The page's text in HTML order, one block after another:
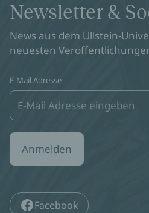
Newsletter &
News aus dem Ullstein-
neuesten
E-Mail Adresse
Anmelden
Facebook